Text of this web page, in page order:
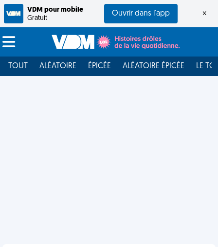
VDM pour mobile
Gratuit
Ouvrir dans l'app ×
TOUT ALÉATOIRE ÉPICÉE ALÉATOIRE ÉPICÉE LE